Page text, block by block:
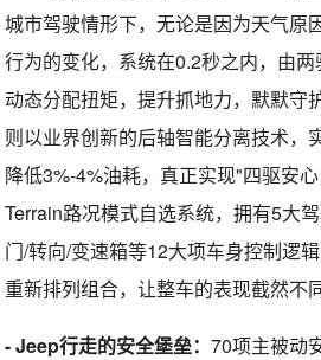
城市驾驶情形下，无论是因为天气原
行为的变化，系统在0.2秒之内，由
动态分配扭矩，提升抓地力，默默守
则以业界创新的后轴智能分离技术，
降低3%-4%油耗，真正实现"四驱安
Terrain路况模式自选系统，拥有5大
门/转向/变速箱等12大项车身控制逻
重新排列组合，让整车的表现截然不
- Jeep行走的安全堡垒：70项主被动